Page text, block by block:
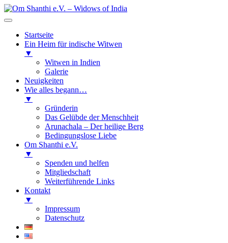
Startseite
Ein Heim für indische Witwen
▼
Witwen in Indien
Galerie
Neuigkeiten
Wie alles begann…
▼
Gründerin
Das Gelübde der Menschheit
Arunachala – Der heilige Berg
Bedingungslose Liebe
Om Shanthi e.V.
▼
Spenden und helfen
Mitgliedschaft
Weiterführende Links
Kontakt
▼
Impressum
Datenschutz